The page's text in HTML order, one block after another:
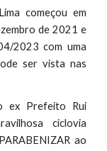
começou em
de 2021 e
2023 com uma
ser vista nas
ex Prefeito Rui
ciclovia
ao